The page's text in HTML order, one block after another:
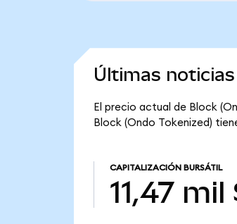
Últimas
El precio actual de Block
Block (Ondo Tokenized)
CAPITALIZACIÓN BURSÁTIL
11,47 mil